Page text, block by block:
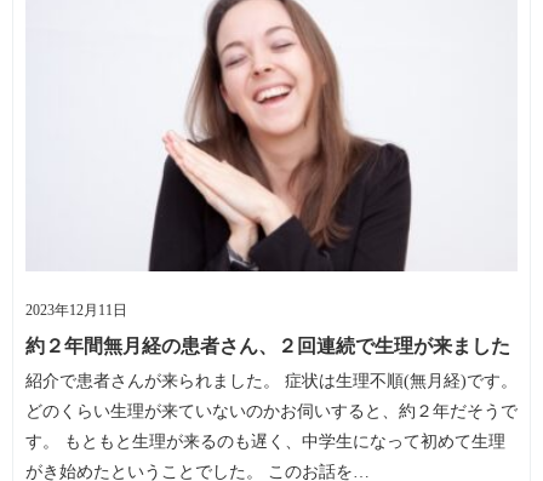
2023年12月11日
約２年間無月経の患者さん、２回連続で生理が来ました
紹介で患者さんが来られました。 症状は生理不順(無月経)です。
どのくらい生理が来ていないのかお伺いすると、約２年だそうで
す。 もともと生理が来るのも遅く、中学生になって初めて生理
がき始めたということでした。 このお話を…